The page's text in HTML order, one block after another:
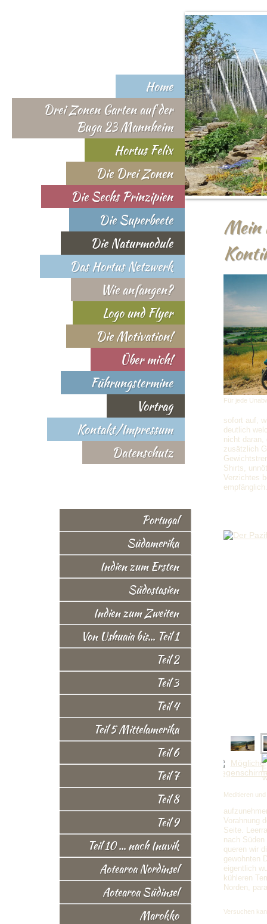
Home
Drei Zonen Garten auf der
Buga 23 Mannheim
Hortus Felix
Die Drei Zonen
Die Sechs Prinzipien
Die Superbeete
Die Naturmodule
Das Hortus Netzwerk
Wie anfangen?
Logo und Flyer
Die Motivation!
Über mich!
Führungstermine
Vortrag
Kontakt/Impressum
Datenschutz
Portugal
Südamerika
Indien zum Ersten
Südostasien
Indien zum Zweiten
Von Ushuaia bis... Teil 1
Teil 2
Teil 3
Teil 4
Teil 5 Mittelamerika
Teil 6
Teil 7
Teil 8
Teil 9
Teil 10 ... nach Inuvik
Aotearoa Nordinsel
Aotearoa Südinsel
Marokko
Mein
Für jede
sofort auf,
deutlich
nicht daran,
zusätzlich
Shirts,
Verzichtes
empfänglich.
Meditieren
Vorahnung
Seite.
nach
queren wir
gewohnten
eigentlich
kühleren
Norden,
Versuchen